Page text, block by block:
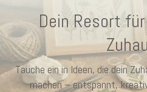
Dein Resort
Tauche ein in Ideen, die dein
machen – entspannt,